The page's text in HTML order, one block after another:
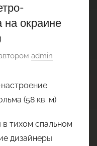
на окраине
admin
тихом спальном
дизайнеры